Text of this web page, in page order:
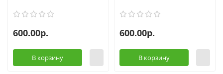
600.00р.
В корзину
600.00р.
В корзину